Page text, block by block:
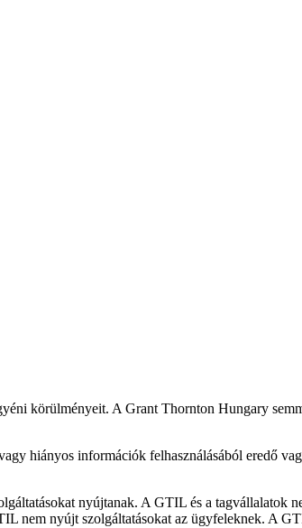
körülményeit. A Grant Thornton Hungary
hiányos információk felhasználásából eredő
nyújtanak. A GTIL és a tagvállalatok
nem nyújt szolgáltatásokat az ügyfeleknek. A